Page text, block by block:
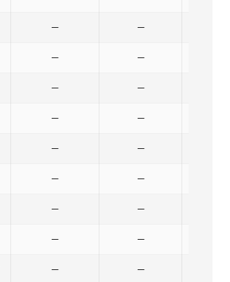
— —
— —
— —
— —
— —
— —
— —
— —
— —